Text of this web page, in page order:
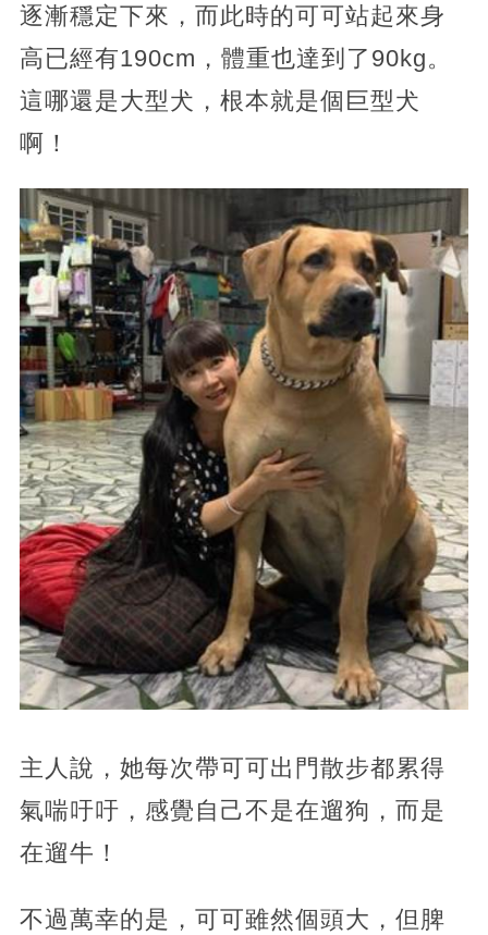
逐漸穩定下來，而此時的可可站起來身
高已經有190cm，體重也達到了90kg。
這哪還是大型犬，根本就是個巨型犬
啊！
主人說，她每次帶可可出門散步都累得
氣喘吁吁，感覺自己不是在遛狗，而是
在遛牛！
不過萬幸的是，可可雖然個頭大，但脾